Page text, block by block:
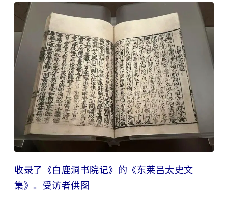
收录了《白鹿洞书院记》的《东莱吕太史文
集》。受访者供图